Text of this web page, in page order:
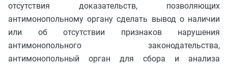
отсутствия доказательств, позволяющих
антимонопольному органу сделать вывод о наличии
или об отсутствии признаков нарушения
антимонопольного законодательства,
антимонопольный орган для сбора и анализа